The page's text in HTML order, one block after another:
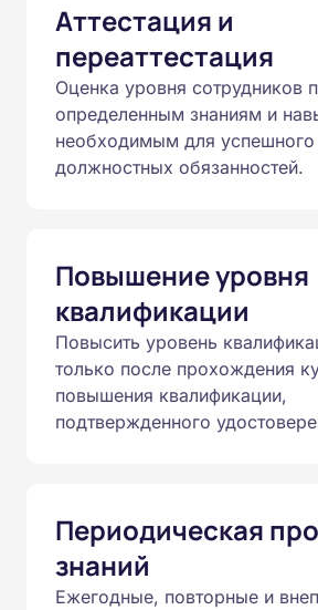
Аттестация и
переаттестация
Оценка уровня сотрудников
определенным знаниям и
необходимым для успешного
должностных обязанностей.
Повышение уровня
квалификации
Повысить уровень
только после прохождения
повышения квалификации,
подтвержденного
Периодическая
знаний
Ежегодные, повторные и